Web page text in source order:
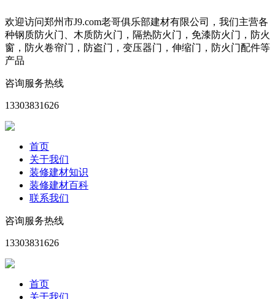
欢迎访问郑州市J9.com老哥俱乐部建材有限公司，我们主营各
种钢质防火门、木质防火门，隔热防火门，免漆防火门，防火
窗，防火卷帘门，防盗门，变压器门，伸缩门，防火门配件等
产品
咨询服务热线
13303831626
首页
关于我们
装修建材知识
装修建材百科
联系我们
咨询服务热线
13303831626
首页
关于我们